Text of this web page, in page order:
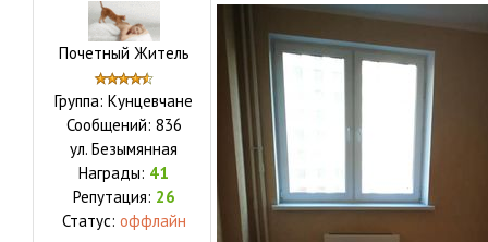
Почетный Житель
Группа: Кунцевчане
Сообщений: 836
ул. Безымянная
Награды: 41
Репутация: 26
Статус: оффлайн